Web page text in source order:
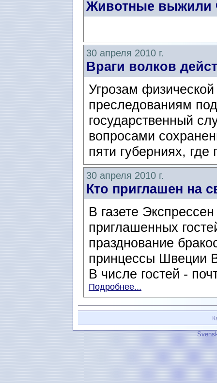
Животные выжили
30 апреля 2010 г.
Враги волков
Угрозам
преследованиям
государственный
вопросами
пяти губерниях,
30 апреля 2010 г.
Кто приглашен на
В газете
приглашенных
празднование
принцессы Швеции
В числе гостей -
Подробнее...